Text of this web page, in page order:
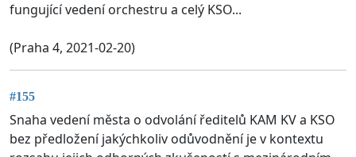
fungující vedení orchestru a celý KSO...
(Praha 4, 2021-02-20)
#155
Snaha vedení města o odvolání ředitelů KAM KV a KSO
bez předložení jakýchkoliv odůvodnění je v kontextu